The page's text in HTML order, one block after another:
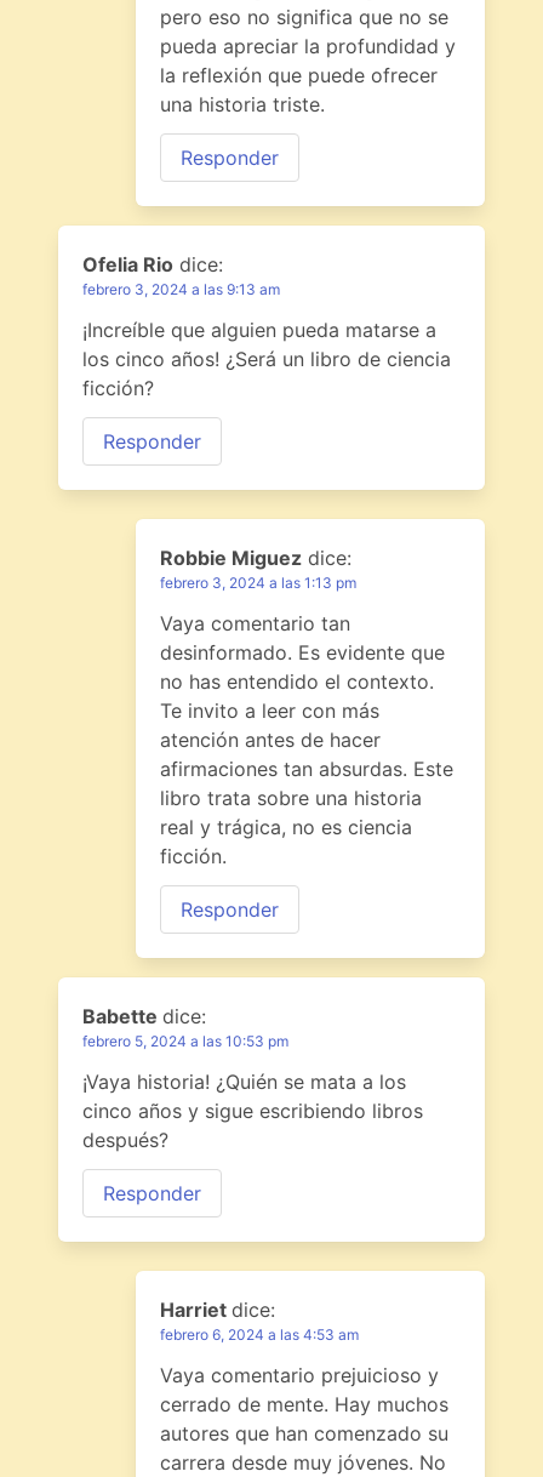
pero eso no significa que no se
pueda apreciar la profundidad y
la reflexión que puede ofrecer
una historia triste.
Responder
Ofelia Rio dice:
febrero 3, 2024 a las 9:13 am
¡Increíble que alguien pueda matarse a
los cinco años! ¿Será un libro de ciencia
ficción?
Responder
Robbie Miguez dice:
febrero 3, 2024 a las 1:13 pm
Vaya comentario tan
desinformado. Es evidente que
no has entendido el contexto.
Te invito a leer con más
atención antes de hacer
afirmaciones tan absurdas. Este
libro trata sobre una historia
real y trágica, no es ciencia
ficción.
Responder
Babette dice:
febrero 5, 2024 a las 10:53 pm
¡Vaya historia! ¿Quién se mata a los
cinco años y sigue escribiendo libros
después?
Responder
Harriet dice:
febrero 6, 2024 a las 4:53 am
Vaya comentario prejuicioso y
cerrado de mente. Hay muchos
autores que han comenzado su
carrera desde muy jóvenes. No